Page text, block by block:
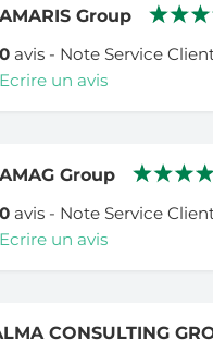
AMARIS Group
0avis - Note Service
Ecrire un avis
AMAG Group
0avis - Note Service
Ecrire un avis
CONSULTING